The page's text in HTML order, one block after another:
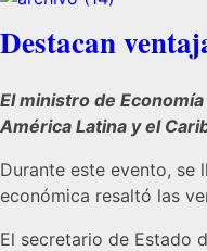
Destacan
El ministro de
América Latina y el
Durante este evento,
económica resaltó las
El secretario de Estado